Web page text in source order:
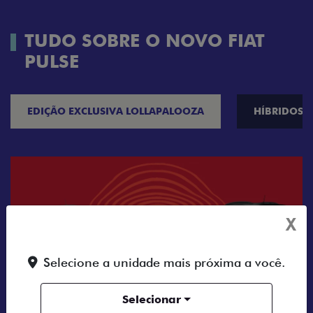
TUDO SOBRE O NOVO FIAT
PULSE
EDIÇÃO EXCLUSIVA LOLLAPALOOZA HÍBRIDOS
X
Selecione a unidade mais próxima a você.
Selecionar